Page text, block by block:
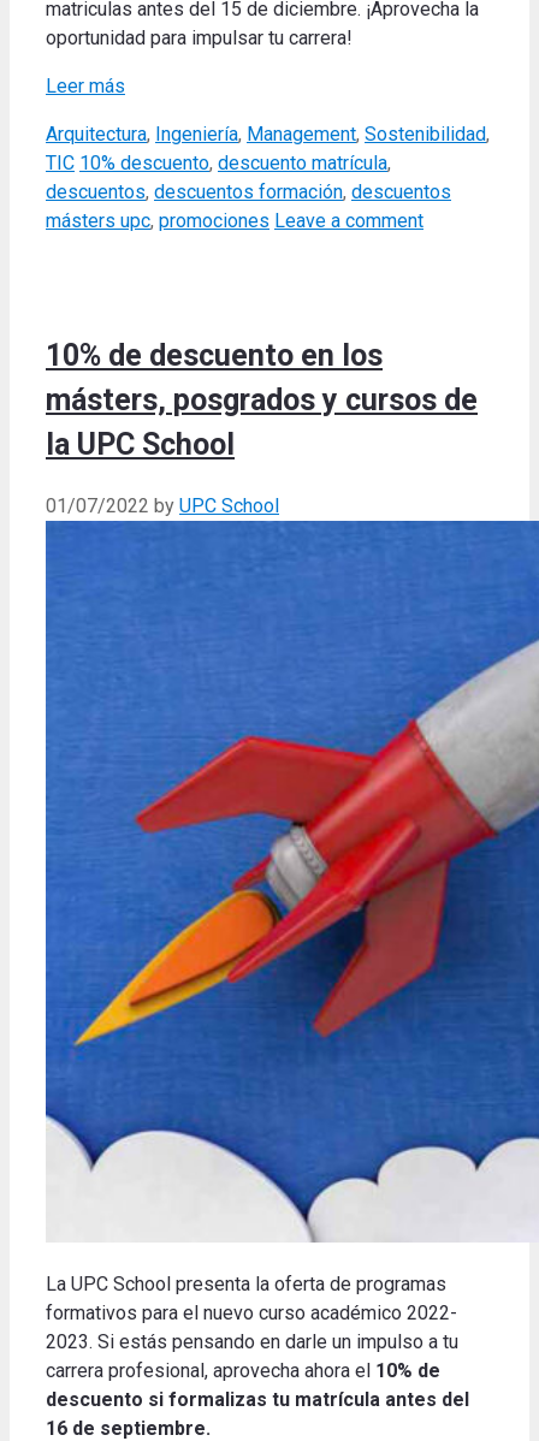
matriculas antes del 15 de diciembre. ¡Aprovecha la
oportunidad para impulsar tu carrera!
Leer más
Categories
Arquitectura, Ingeniería, Management, Sostenibilidad,
TIC Tags
10% descuento, descuento matrícula,
descuentos, descuentos formación, descuentos
másters upc, promociones Leave a comment
10% de descuento en los
másters, posgrados y cursos de
la UPC School
01/07/2022 by UPC School
La UPC School presenta la oferta de programas
formativos para el nuevo curso académico 2022-
2023. Si estás pensando en darle un impulso a tu
carrera profesional, aprovecha ahora el 10% de
descuento si formalizas tu matrícula antes del
16 de septiembre.